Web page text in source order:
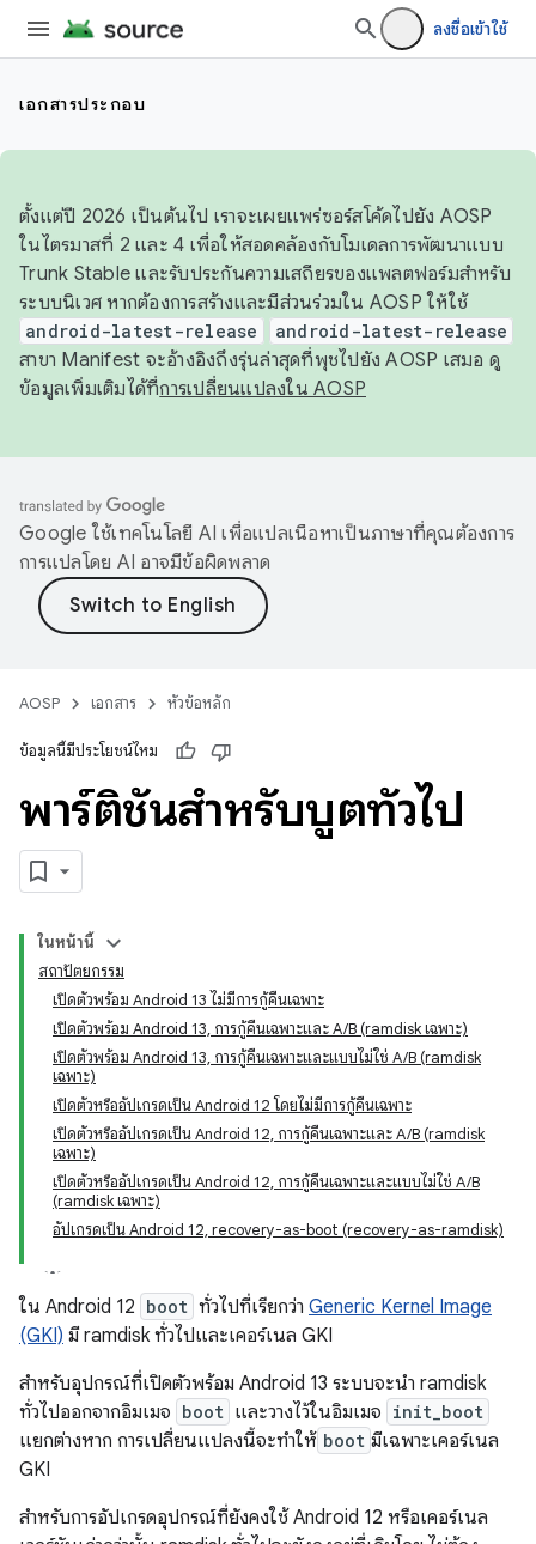
ลงชื่อเข้าใช้
เอกสารประกอบ
ตั้งแต่ปี 2026 เป็นต้นไป เราจะเผยแพร่ซอร์สโค้ดไปยัง AOSP
ในไตรมาสที่ 2 และ 4 เพื่อให้สอดคล้องกับโมเดลการพัฒนาแบบ
Trunk Stable และรับประกันความเสถียรของแพลตฟอร์มสำหรับ
ระบบนิเวศ หากต้องการสร้างและมีส่วนร่วมใน AOSP ให้ใช้
android-latest-release android-latest-release
สาขา Manifest จะอ้างอิงถึงรุ่นล่าสุดที่พุชไปยัง AOSP เสมอ ดู
ข้อมูลเพิ่มเติมได้ที่การเปลี่ยนแปลงใน AOSP
Google ใช้เทคโนโลยี AI เพื่อแปลเนื้อหาเป็นภาษาที่คุณต้องการ
การแปลโดย AI อาจมีข้อผิดพลาด
AOSP เอกสาร หัวข้อหลัก
ข้อมูลนี้มีประโยชน์ไหม
พาร์ติชันสำหรับบูตทั่วไป
ในหน้านี้
สถาปัตยกรรม
เปิดตัวพร้อม Android 13 ไม่มีการกู้คืนเฉพาะ
เปิดตัวพร้อม Android 13, การกู้คืนเฉพาะและ A/B (ramdisk เฉพาะ)
เปิดตัวพร้อม Android 13, การกู้คืนเฉพาะและแบบไม่ใช่ A/B (ramdisk
เฉพาะ)
เปิดตัวหรืออัปเกรดเป็น Android 12 โดยไม่มีการกู้คืนเฉพาะ
เปิดตัวหรืออัปเกรดเป็น Android 12, การกู้คืนเฉพาะและ A/B (ramdisk
เฉพาะ)
เปิดตัวหรืออัปเกรดเป็น Android 12, การกู้คืนเฉพาะและแบบไม่ใช่ A/B
(ramdisk เฉพาะ)
อัปเกรดเป็น Android 12, recovery-as-boot (recovery-as-ramdisk)
ใน Android 12 boot ทั่วไปที่เรียกว่า Generic Kernel Image
(GKI) มี ramdisk ทั่วไปและเคอร์เนล GKI
สำหรับอุปกรณ์ที่เปิดตัวพร้อม Android 13 ระบบจะนำ ramdisk
ทั่วไปออกจากอิมเมจ boot และวางไว้ในอิมเมจ init_boot
แยกต่างหาก การเปลี่ยนแปลงนี้จะทำให้ boot มีเฉพาะเคอร์เนล
GKI
สำหรับการอัปเกรดอุปกรณ์ที่ยังคงใช้ Android 12 หรือเคอร์เนล